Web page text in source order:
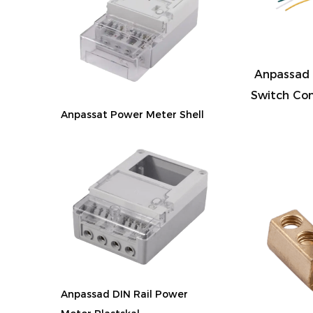
Anpassat Power Meter Shell
Anpassad DIN Rail Power
Switch